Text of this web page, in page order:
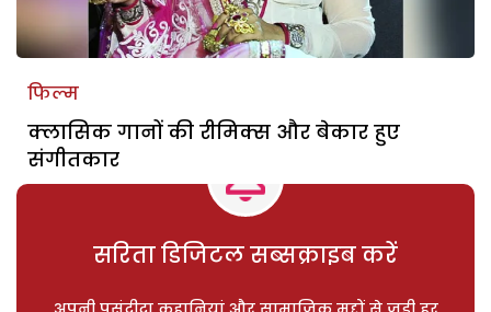
फिल्म
क्लासिक गानों की रीमिक्स और बेकार हुए
संगीतकार
सरिता डिजिटल सब्सक्राइब करें